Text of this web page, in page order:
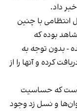
داد.
انتظامی با چنین
بوده که
- بدون توجه به
کرده و آنها را از
است که حساسیت
و نسل زد وجود